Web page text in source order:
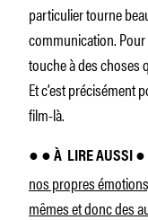
particulier tourne
communication. Pour
touche à des choses
Et c’est précisément
film-là.
● ● À LIRE AUSSI ●
nos propres
mêmes et donc des